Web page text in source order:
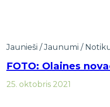
Jaunieši /Jaunumi /
FOTO: Olaines
25. oktobris 2021